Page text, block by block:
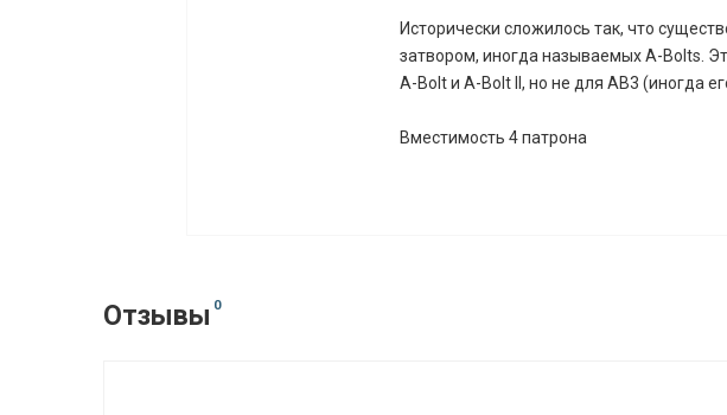
Исторически сложилось так, что
затвором, иногда называемых A-Bolts.
A-Bolt и A-Bolt II, но не для AB3 (иногда
Вместимость 4 патрона
Отзывы 0